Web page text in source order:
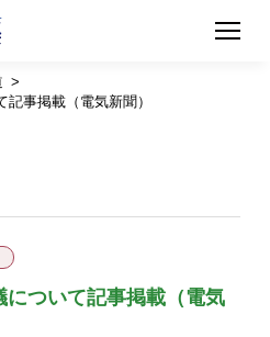
事掲載（電気新聞）
ついて記事掲載（電気